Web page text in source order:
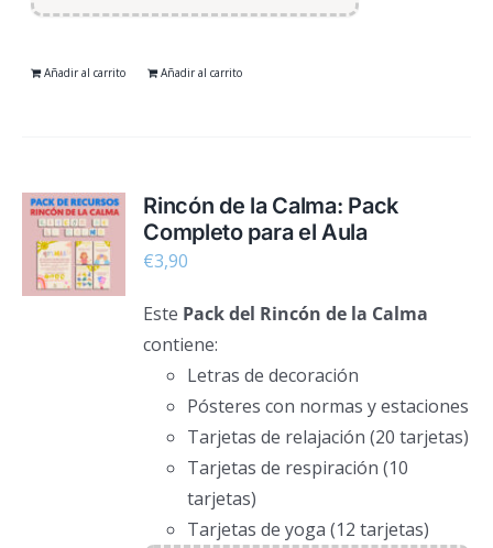
Añadir al carrito Añadir al carrito
Rincón de la Calma: Pack
Completo para el Aula
€3,90
Este Pack del Rincón de la Calma
contiene:
Letras de decoración
Pósteres con normas y estaciones
Tarjetas de relajación (20 tarjetas)
Tarjetas de respiración (10
tarjetas)
Tarjetas de yoga (12 tarjetas)